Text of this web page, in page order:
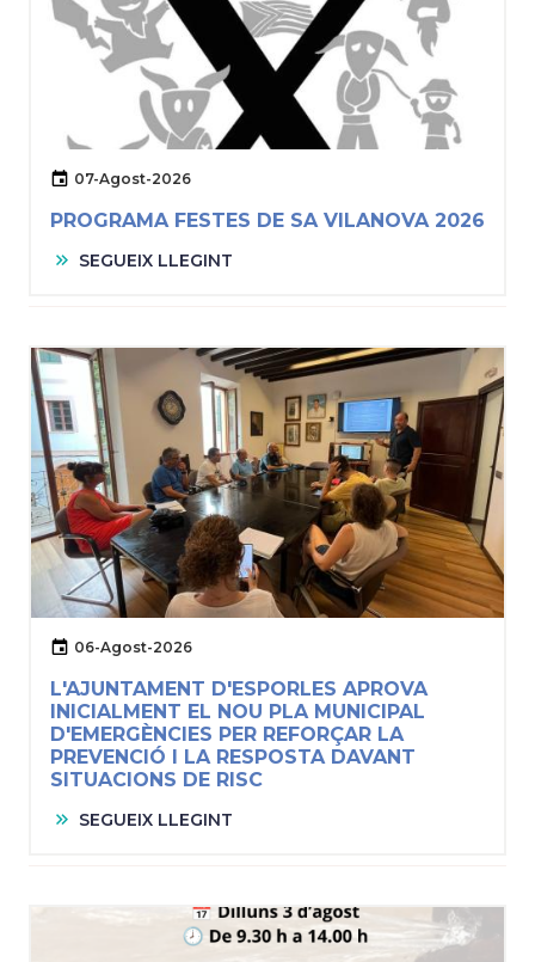
07-Agost-2026
PROGRAMA FESTES DE SA VILANOVA 2026
SEGUEIX LLEGINT
06-Agost-2026
L'AJUNTAMENT D'ESPORLES APROVA
INICIALMENT EL NOU PLA MUNICIPAL
D'EMERGÈNCIES PER REFORÇAR LA
PREVENCIÓ I LA RESPOSTA DAVANT
SITUACIONS DE RISC
SEGUEIX LLEGINT